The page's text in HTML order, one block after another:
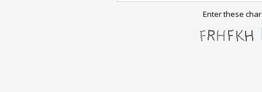
Enter these